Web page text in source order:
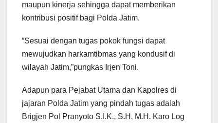
maupun kinerja sehingga dapat memberikan
kontribusi positif bagi Polda Jatim.
“Sesuai dengan tugas pokok fungsi dapat
mewujudkan harkamtibmas yang kondusif di
wilayah Jatim,”pungkas Irjen Toni.
Adapun para Pejabat Utama dan Kapolres di
jajaran Polda Jatim yang pindah tugas adalah
Brigjen Pol Pranyoto S.I.K., S.H, M.H. Karo Log